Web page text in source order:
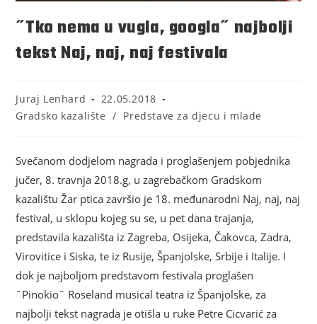
˝Tko nema u vugla, googla˝ najbolji
tekst Naj, naj, naj festivala
Juraj Lenhard
22.05.2018
Gradsko kazalište / Predstave za djecu i mlade
Svečanom dodjelom nagrada i proglašenjem pobjednika
jučer, 8. travnja 2018.g, u zagrebačkom Gradskom
kazalištu Žar ptica završio je 18. međunarodni Naj, naj, naj
festival, u sklopu kojeg su se, u pet dana trajanja,
predstavila kazališta iz Zagreba, Osijeka, Čakovca, Zadra,
Virovitice i Siska, te iz Rusije, Španjolske, Srbije i Italije. I
dok je najboljom predstavom festivala proglašen
˝Pinokio˝ Roseland musical teatra iz Španjolske, za
najbolji tekst nagrada je otišla u ruke Petre Cicvarić za